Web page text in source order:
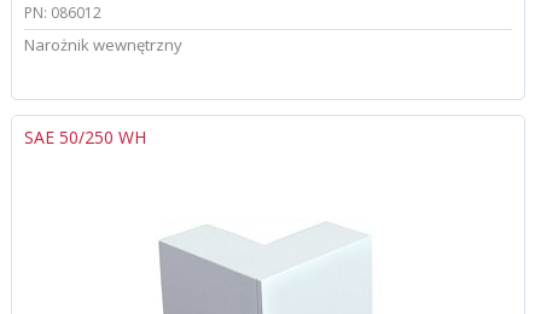
PN: 086012
Narożnik wewnętrzny
SAE 50/250 WH